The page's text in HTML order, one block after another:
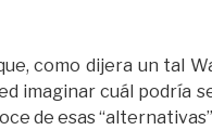
como dijera un tal
imaginar cuál podría
de esas